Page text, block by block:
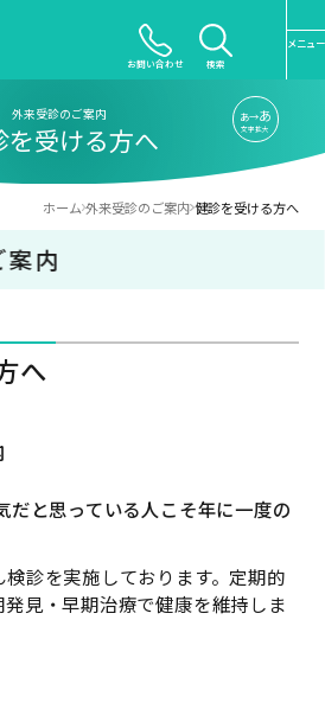
お問い合わせ 検索
メニュー
あ→あ
文字拡大
外来受診のご案内
を受ける方へ
ホーム 外来受診のご案内 健診を受ける方へ
内
へ
だと思っている人こそ年に一度の
診を実施しております。定期的
見・早期治療で健康を維持しま